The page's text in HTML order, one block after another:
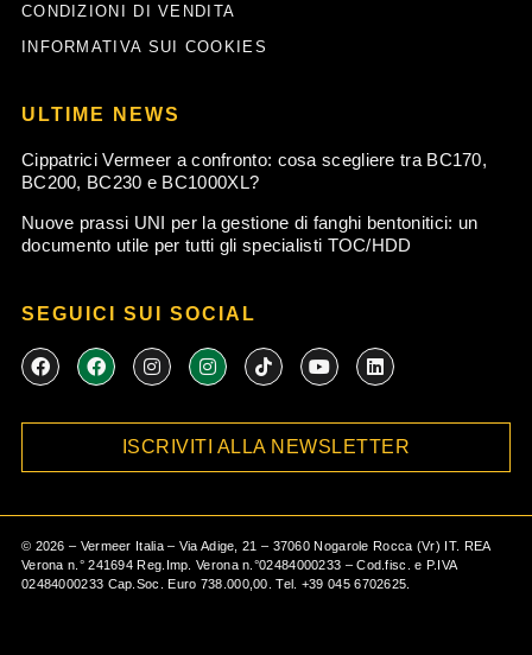
CONDIZIONI DI VENDITA
INFORMATIVA SUI COOKIES
ULTIME NEWS
Cippatrici Vermeer a confronto: cosa scegliere tra BC170,
BC200, BC230 e BC1000XL?
Nuove prassi UNI per la gestione di fanghi bentonitici: un
documento utile per tutti gli specialisti TOC/HDD
SEGUICI SUI SOCIAL
F
a
c
b
o
F
a
c
b
o
I
n
s
a
g
r
I
n
s
a
g
r
T
i
k
o
k
Y
o
u
u
b
e
L
i
n
e
d
i
ISCRIVITI ALLA NEWSLETTER
© 2026 – Vermeer Italia – Via Adige, 21 – 37060 Nogarole Rocca (Vr) IT. REA
Verona n.° 241694 Reg.Imp. Verona n.°02484000233 – Cod.fisc. e P.IVA
02484000233 Cap.Soc. Euro 738.000,00. Tel. +39 045 6702625.